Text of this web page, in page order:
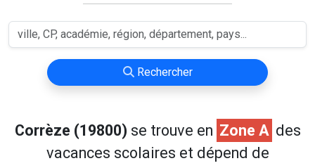
Rechercher
Corrèze (19800) se trouve en Zone A des
vacances scolaires et dépend de